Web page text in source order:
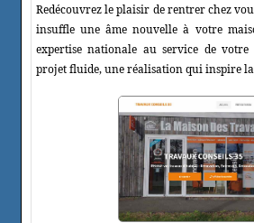
Redécouvrez le plaisir de rentrer chez
insuffle une âme nouvelle à votre
expertise nationale au service de
projet fluide, une réalisation qui inspire